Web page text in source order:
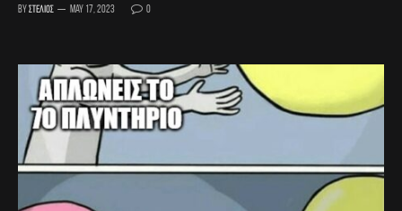
ByΣτέλιος May 17, 2023 0